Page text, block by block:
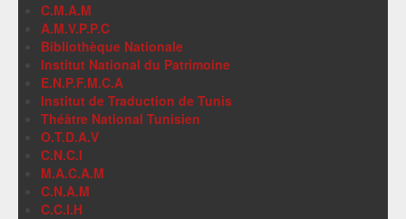
C.M.A.M
A.M.V.P.P.C
Bibliothèque Nationale
Institut National du Patrimoine
E.N.P.F.M.C.A
Institut de Traduction de Tunis
Théâtre National Tunisien
O.T.D.A.V
C.N.C.I
M.A.C.A.M
C.N.A.M
C.C.I.H